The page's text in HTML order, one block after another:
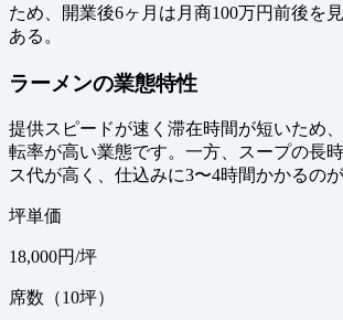
ため、開業後6ヶ月は月商100万円前後を
ある。
ラーメンの業態特性
提供スピードが速く滞在時間が短いため
転率が高い業態です。一方、スープの長
ス代が高く、仕込みに3〜4時間かかるのが
坪単価
18,000円/坪
席数（10坪）